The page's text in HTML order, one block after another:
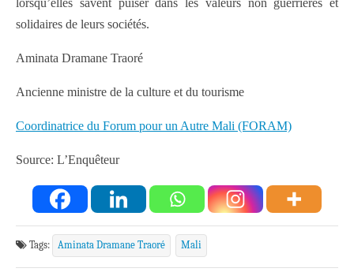
lorsqu’elles savent puiser dans les valeurs non guerrières et
solidaires de leurs sociétés.
Aminata Dramane Traoré
Ancienne ministre de la culture et du tourisme
Coordinatrice du Forum pour un Autre Mali (FORAM)
Source: L’Enquêteur
Tags: Aminata Dramane Traoré Mali